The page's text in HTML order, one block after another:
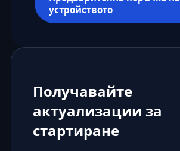
устройството
Получавайте
актуализации за
стартиране